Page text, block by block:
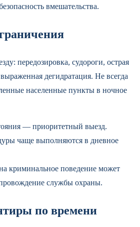
вмешательства.
передозировка, судороги, острая
дегидратация. Не всегда
населенные пункты в ночное
— приоритетный выезд.
чаще выполняются в дневное
криминальное поведение может
службы охраны.
по времени